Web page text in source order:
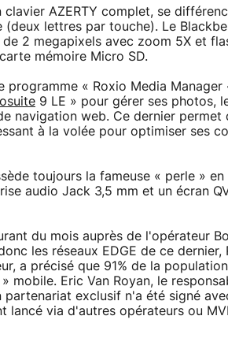
AZERTY complet, se
(deux lettres par touche). Le
2 megapixels avec zoom 5X et
mémoire Micro SD.
« Roxio Media Manager
9 LE » pour gérer ses photos,
navigation web. Ce dernier permet
à la volée pour optimiser ses
toujours la fameuse « perle »
audio Jack 3,5 mm et un écran
du mois auprès de l'opérateur
les réseaux EDGE de ce dernier,
a précisé que 91% de la
Eric Van Royan, le
exclusif n'a été signé
lancé via d'autres opérateurs ou